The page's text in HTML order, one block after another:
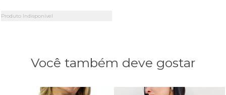
Produto Indisponível
Você também deve gostar